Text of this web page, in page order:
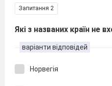
Запитання 2
Які з названих країн не
варіанти відповідей
Норвегія